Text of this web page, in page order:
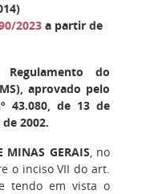
2023 a partir de
do
aprovado pelo
43.080, de 13 de
2002.
MINAS GERAIS, no
o inciso VII do art.
tendo em vista o